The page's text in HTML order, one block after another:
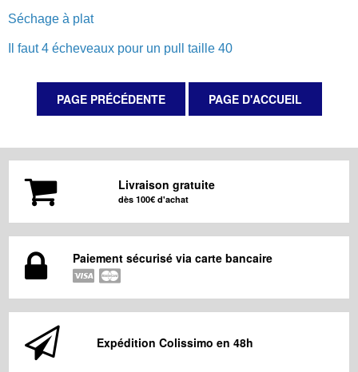
Séchage à plat
Il faut 4 écheveaux pour un pull taille 40
Livraison gratuite
dès 100€ d'achat
Paiement sécurisé via carte bancaire
Expédition Colissimo en 48h